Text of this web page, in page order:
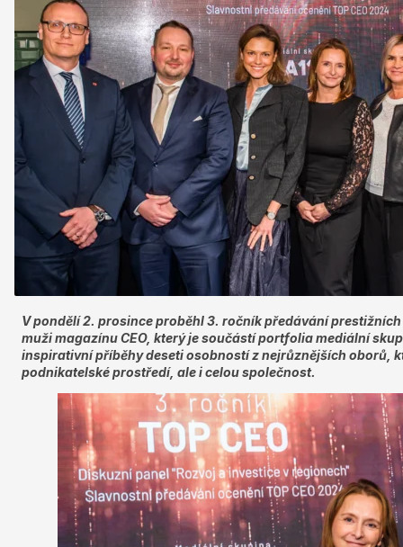
NEWSLETTER
INZERCE
KONTAKTY
V pondělí 2. prosince proběhl 3. ročník předávání
muži magazínu CEO, který je součástí portfolia mediální
inspirativní příběhy deseti osobností z nejrůznějších oborů,
podnikatelské prostředí, ale i celou společnost.